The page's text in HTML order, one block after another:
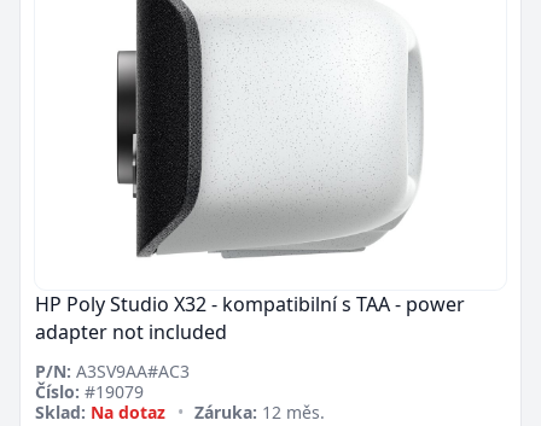
HP Poly Studio X32 - kompatibilní s TAA - power
adapter not included
P/N: A3SV9AA#AC3
Číslo: #19079
Sklad: Na dotaz • Záruka: 12 měs.